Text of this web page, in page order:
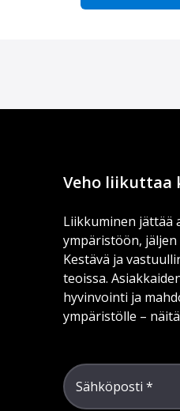
Veho liikuttaa
Liikkuminen jättää
ympäristöön,
Kestävä ja
teoissa.
hyvinvointi ja
ympäristölle –
Sähköposti